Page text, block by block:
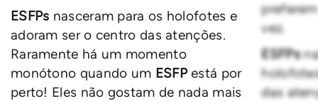
ESFPs nasceram para os holofotes e
adoram ser o centro das atenções.
Raramente há um momento
monótono quando um ESFPestá por
perto! Eles não gostam de nada mais
vez.
ESFPs
das